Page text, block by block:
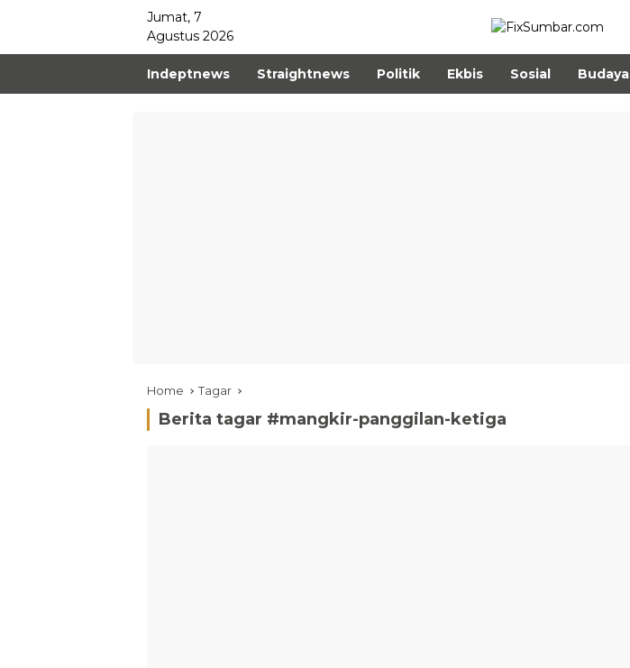
Jumat, 7
Agustus 2026
Indeptnews Straightnews Politik Ekbis Sosial Budaya
Home Tagar
Berita tagar #mangkir-panggilan-ketiga